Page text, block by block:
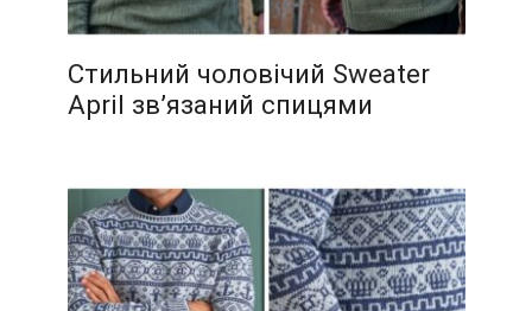
Стильний чоловічий Sweater
April зв’язаний спицями